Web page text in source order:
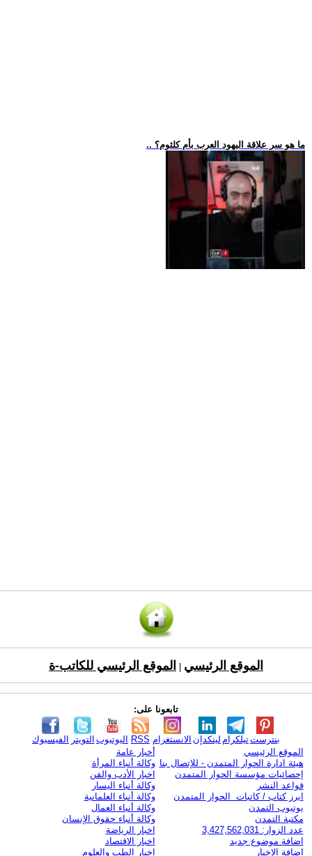
.. ما هو سر علاقة اليهود العرب بأم كلثوم؟
الموقع الرئيسي الموقع الرئيسي للكاتب-ة
تابعونا على:
الفيسبوك التويتر اليوتيوب RSS الانستغرام لينكدإن تيلكرامبنترست
الموقع الرئيسي
هيئة ادارة الحوار المتمدن - للإتصال بنا
إحصائيات مؤسسة الحوار المتمدن
قواعد النشر
ابرز كتاب / كاتبات الحوار المتمدن
يوتيوب التمدن
مكتبة التمدن
عدد الزوار: 3,427,562,031
اضافة موضوع جديد
اضافة الاخبار
أخبار عامة
وكالة أنباء المرأة
اخبار الأدب والفن
وكالة أنباء اليسار
وكالة أنباء العلمانية
وكالة أنباء العمال
وكالة أنباء حقوق الإنسان
اخبار الرياضة
اخبار الاقتصاد
اخبار الطب والعلوم